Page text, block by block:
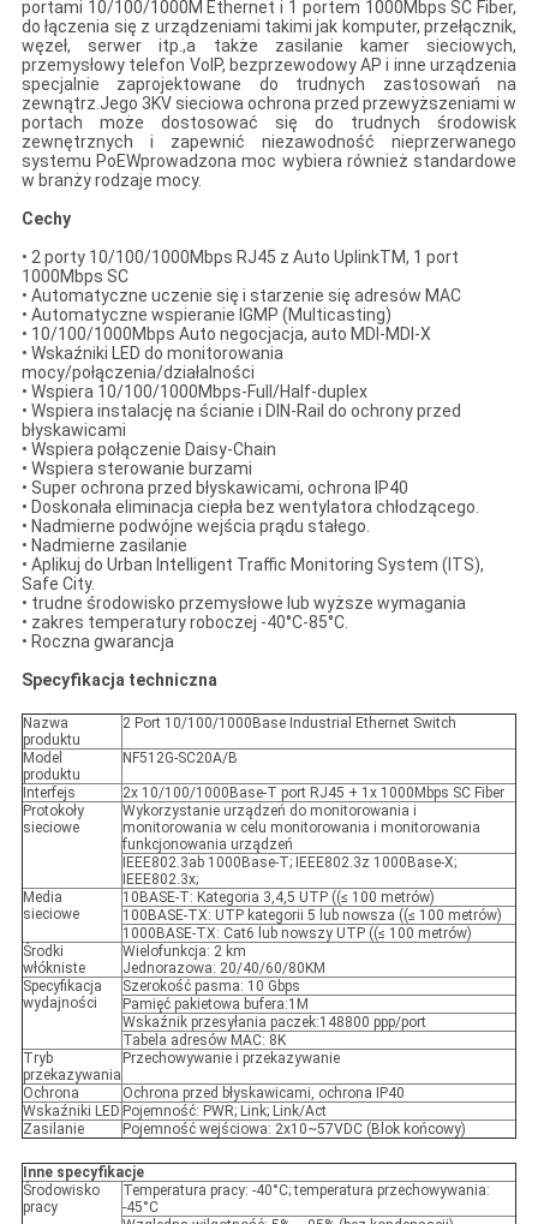
portami 10/100/1000M Ethernet i 1 portem 1000Mbps SC Fiber,
do łączenia się z urządzeniami takimi jak komputer, przełącznik,
węzeł, serwer itp.,a także zasilanie kamer sieciowych,
przemysłowy telefon VoIP, bezprzewodowy AP i inne urządzenia
specjalnie zaprojektowane do trudnych zastosowań na
zewnątrz.Jego 3KV sieciowa ochrona przed przewyższeniami w
portach może dostosować się do trudnych środowisk
zewnętrznych i zapewnić niezawodność nieprzerwanego
systemu PoEWprowadzona moc wybiera również standardowe
w branży rodzaje mocy.
Cechy
• 2 porty 10/100/1000Mbps RJ45 z Auto UplinkTM, 1 port
1000Mbps SC
• Automatyczne uczenie się i starzenie się adresów MAC
• Automatyczne wspieranie IGMP (Multicasting)
• 10/100/1000Mbps Auto negocjacja, auto MDI-MDI-X
• Wskaźniki LED do monitorowania
mocy/połączenia/działalności
• Wspiera 10/100/1000Mbps-Full/Half-duplex
• Wspiera instalację na ścianie i DIN-Rail do ochrony przed
błyskawicami
• Wspiera połączenie Daisy-Chain
• Wspiera sterowanie burzami
• Super ochrona przed błyskawicami, ochrona IP40
• Doskonała eliminacja ciepła bez wentylatora chłodzącego.
• Nadmierne podwójne wejścia prądu stałego.
• Nadmierne zasilanie
• Aplikuj do Urban Intelligent Traffic Monitoring System (ITS),
Safe City.
• trudne środowisko przemysłowe lub wyższe wymagania
• zakres temperatury roboczej -40°C-85°C.
• Roczna gwarancja
Specyfikacja techniczna
Nazwa
produktu
2 Port 10/100/1000Base Industrial Ethernet Switch
Model
produktu
NF512G-SC20A/B
Interfejs
2x 10/100/1000Base-T port RJ45 + 1x 1000Mbps SC Fiber
Protokoły
sieciowe
Wykorzystanie urządzeń do monitorowania i
monitorowania w celu monitorowania i monitorowania
funkcjonowania urządzeń
IEEE802.3ab 1000Base-T; IEEE802.3z 1000Base-X;
IEEE802.3x;
Media
sieciowe
10BASE-T: Kategoria 3,4,5 UTP ((≤ 100 metrów)
100BASE-TX: UTP kategorii 5 lub nowsza ((≤ 100 metrów)
1000BASE-TX: Cat6 lub nowszy UTP ((≤ 100 metrów)
Środki
włókniste
Wielofunkcja: 2 km
Jednorazowa: 20/40/60/80KM
Specyfikacja
wydajności
Szerokość pasma: 10 Gbps
Pamięć pakietowa bufera:1M
Wskaźnik przesyłania paczek:148800 ppp/port
Tabela adresów MAC: 8K
Tryb
przekazywania
Przechowywanie i przekazywanie
Ochrona
Ochrona przed błyskawicami, ochrona IP40
Wskaźniki LED Pojemność: PWR; Link; Link/Act
Zasilanie
Pojemność wejściowa: 2x10~57VDC (Blok końcowy)
Inne specyfikacje
Środowisko
pracy
Temperatura pracy: -40°C; temperatura przechowywania:
-45°C